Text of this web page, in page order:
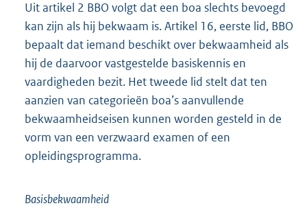
Uit artikel 2 BBO volgt dat een boa slechts bevoegd
kan zijn als hij bekwaam is. Artikel 16, eerste lid, BBO
bepaalt dat iemand beschikt over bekwaamheid als
hij de daarvoor vastgestelde basiskennis en
vaardigheden bezit. Het tweede lid stelt dat ten
aanzien van categorieën boa’s aanvullende
bekwaamheidseisen kunnen worden gesteld in de
vorm van een verzwaard examen of een
opleidingsprogramma.
Basisbekwaamheid